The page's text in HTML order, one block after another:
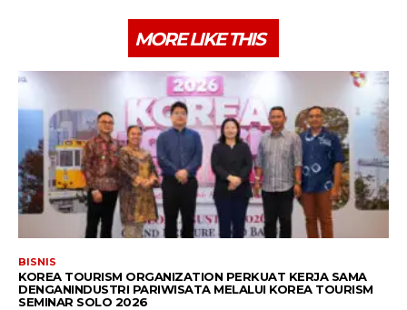
MORE LIKE THIS
BISNIS
KOREA TOURISM ORGANIZATION PERKUAT KERJA SAMA
DENGANINDUSTRI PARIWISATA MELALUI KOREA TOURISM
SEMINAR SOLO 2026